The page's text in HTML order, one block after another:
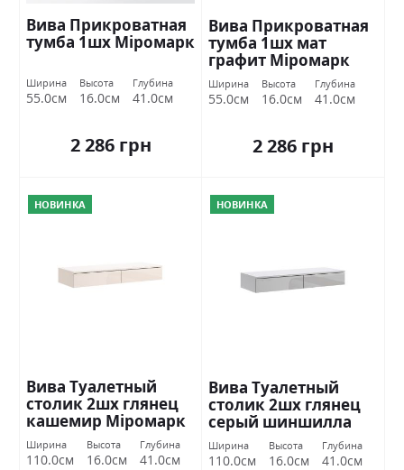
Вива Прикроватная
тумба 1шх Міромарк
Ширина
55.0см
Высота
16.0см
Глубина
41.0см
2 286 грн
Вива Прикроватная
тумба 1шх мат
графит Міромарк
Ширина
55.0см
Высота
16.0см
Глубина
41.0см
2 286 грн
НОВИНКА
Вива Туалетный
столик 2шх глянец
кашемир Міромарк
Ширина
110.0см
Высота
16.0см
Глубина
41.0см
НОВИНКА
Вива Туалетный
столик 2шх глянец
серый шиншилла
Міромарк
Ширина
110.0см
Высота
16.0см
Глубина
41.0см